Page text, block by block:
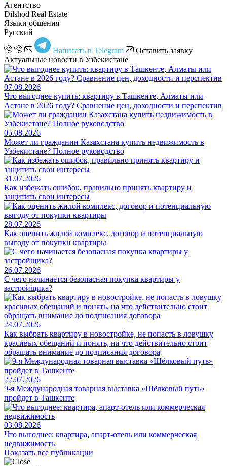
Агентство
Dilshod Real Estate
Языки общения
Русский
Написать в Telegram
Оставить заявку
Актуальные новости в Узбекистане
07.08.2026
Что выгоднее купить: квартиру в Ташкенте, Алматы или
Астане в 2026 году? Сравнение цен, доходности и перспектив
05.08.2026
Может ли гражданин Казахстана купить недвижимость в
Узбекистане? Полное руководство
31.07.2026
Как избежать ошибок, правильно принять квартиру и
защитить свои интересы
28.07.2026
Как оценить жилой комплекс, договор и потенциальную
выгоду от покупки квартиры
26.07.2026
С чего начинается безопасная покупка квартиры у
застройщика?
24.07.2026
Как выбрать квартиру в новостройке, не попасть в ловушку
красивых обещаний и понять, на что действительно стоит
обращать внимание до подписания договора
22.07.2026
9-я Международная товарная выставка «Шёлковый путь»
пройдет в Ташкенте
03.08.2026
Что выгоднее: квартира, апарт-отель или коммерческая
недвижимость
Показать все публикации